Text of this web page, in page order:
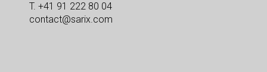
T. +41 91 222 80 04
contact@sarix.com